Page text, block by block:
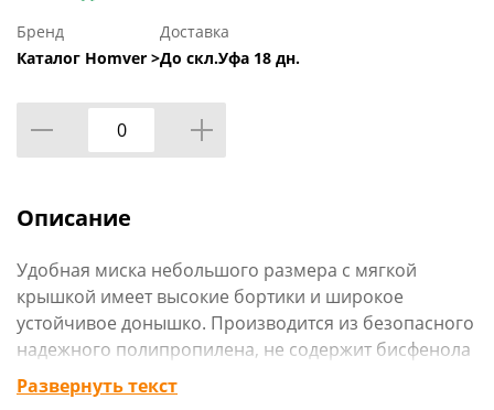
Бренд
Каталог Homver >
Доставка
До скл.Уфа 18 дн.
Описание
Удобная миска небольшого размера с мягкой
крышкой имеет высокие бортики и широкое
устойчивое донышко. Производится из безопасного
надежного полипропилена, не содержит бисфенола
А.
Развернуть текст